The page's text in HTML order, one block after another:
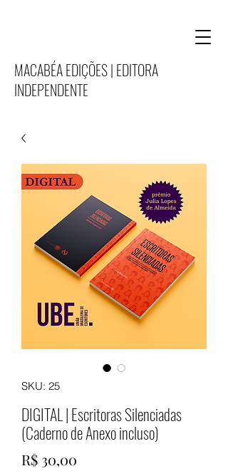
MACABÉA EDIÇÕES | EDITORA
INDEPENDENTE
SKU: 25
DIGITAL | Escritoras Silenciadas
(Caderno de Anexo incluso)
R$ 30,00